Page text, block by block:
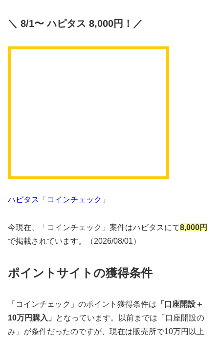
＼ 8/1〜 ハピタス 8,000円！／
ハピタス「コインチェック」
今現在、「コインチェック」案件はハピタスにて8,000円
で掲載されています。（2026/08/01）
ポイントサイトの獲得条件
「コインチェック」のポイント獲得条件は 「口座開設＋
10万円購入」
となっています。以前までは「口座開設の
み」が条件だったのですが、現在は販売所で10万円以上